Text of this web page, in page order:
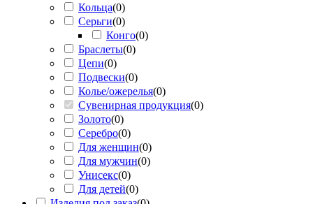
Кольца(0)
Серьги(0)
Конго(0)
Браслеты(0)
Цепи(0)
Подвески(0)
Колье/ожерелья(0)
Сувенирная продукция(0)
Золото(0)
Серебро(0)
Для женщин(0)
Для мужчин(0)
Унисекс(0)
Для детей(0)